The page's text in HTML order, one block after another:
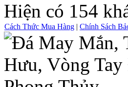
Hiện có 154
Cách Thức Mua Hàng | Chính Sách